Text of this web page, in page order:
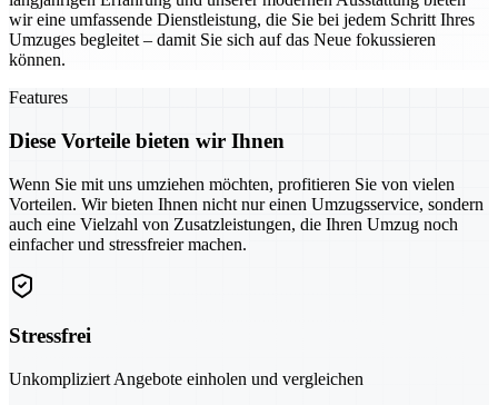
wir eine umfassende Dienstleistung, die Sie bei jedem Schritt Ihres
Umzuges begleitet – damit Sie sich auf das Neue fokussieren
können.
Features
Diese Vorteile bieten wir Ihnen
Wenn Sie mit uns umziehen möchten, profitieren Sie von vielen
Vorteilen. Wir bieten Ihnen nicht nur einen Umzugsservice, sondern
auch eine Vielzahl von Zusatzleistungen, die Ihren Umzug noch
einfacher und stressfreier machen.
Stressfrei
Unkompliziert Angebote einholen und vergleichen